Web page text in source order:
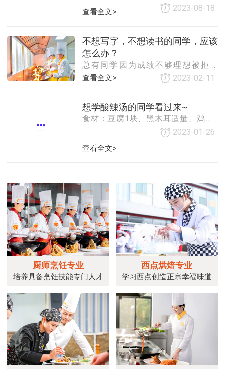
报读职业技术学校？选择学校重要还
是专业重要呢？这些问题是学生和家
的分析为大家带来关于报职校学校重
要还是专业重要的
2023-08-18
查看全文>
不想写字，不想读书的同学，应该
怎么办？
总有同学因为成绩不够理想被拒普
高、大学门外，出社会打工又被嫌弃
择了吗？早早辍学进入职场不是明智
之举，不如学一门实
2023-02-11
查看全文>
想学酸辣汤的同学看过来~
食材：豆腐1块、黑木耳适量、鸡蛋2
个、瘦肉丝适量、金针菇适量、西红
椒粉适量、米醋1勺、美极鲜辣汁适
2023-01-26
查看全文>
厨师烹饪专业
培养具备烹饪技能专门人才
西点烘焙专业
学习西点创造正宗幸福味道